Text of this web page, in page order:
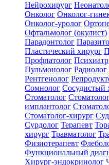
Нейрохирург
Онколог Онколог-
Онколог-уролог
Офтальмолог (окулист)
Парадонтолог
Пластический хирург
Профпатолог Психиатр
Пульмонолог Радиолог
Рентгенолог
Сомнолог Сосудистый
Стоматолог
имплантолог
Стоматолог-хирург
Сурдолог Терапевт
хирург Травматолог
Физиотерапевт
Функциональный
Хирург-эндокринолог